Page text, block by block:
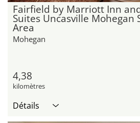
Fairfield by Marriott Inn
Suites Uncasville Mohegan
Area
Mohegan
4,38
kilomètres
Détails